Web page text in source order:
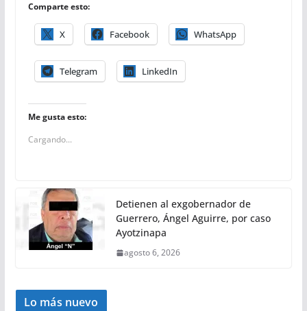
Comparte esto:
X Facebook WhatsApp
Telegram LinkedIn
Me gusta esto:
Cargando...
Detienen al exgobernador de
Guerrero, Ángel Aguirre, por caso
Ayotzinapa
agosto 6, 2026
Lo más nuevo